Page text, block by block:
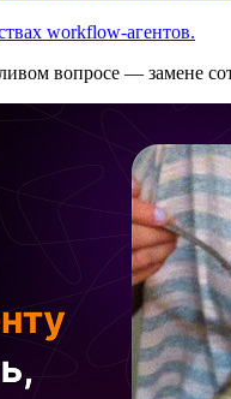
workflow-агентов.
вопросе — замене